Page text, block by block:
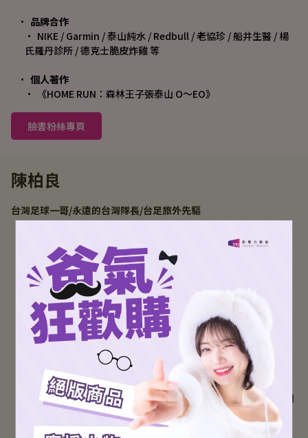
品牌合作
NIKE / Garmin / 泰山純水 / Redbull / 老協珍 / 船井生醫 / 楊
氏羅丹診所 / 德克士脆皮炸雞 等
個人著作
《HOME RUN：森林王子張泰山 O～EO》
臉書粉絲專頁
陳柏良
台灣足球一哥/永遠的台灣隊長/台足旅外先驅
2008 就讀台體時期助台體獲聯賽亞軍，並以 12 顆進球獲金
靴獎、同時獲年度 MVP
2009 正式進入中華台北男足代表隊，對汶萊賽中締造個人國
際賽首次「帽子戲法」，同年也以 21 歲之齡成為中華台北史上
最年輕隊長
2011 正式展開旅外生涯，成為第一位加盟香港甲組足球聯賽
的台灣球員
2012 正式加盟中甲聯賽深圳紅鑽，首個賽季即坐穩球隊主力
2014 加盟中超上海申花，成為中超史上首位台灣球員，因中
超身份加持，成為台灣第一位獲補充兵資格的足球員，為後輩開
啟旅外先河
2015 轉會至杭州綠城，並於同年踢進個人於中超的首顆進球